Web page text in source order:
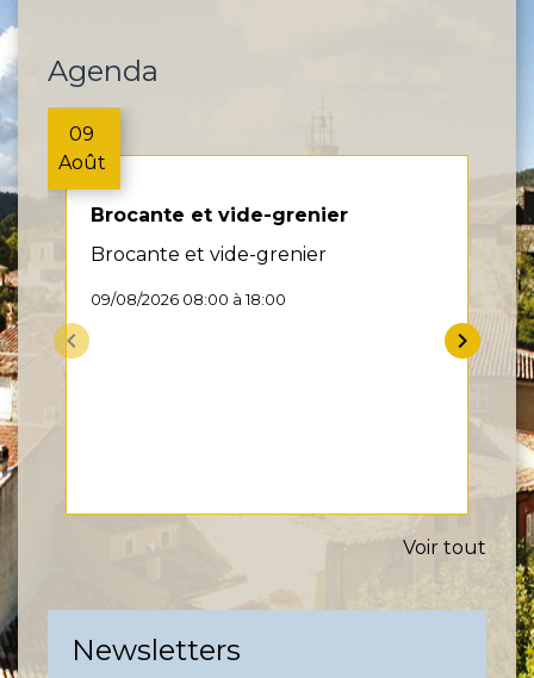
Agenda
09
Août
Brocante et vide-grenier
Brocante et vide-grenier
09/08/2026 08:00 à 18:00
keyboard_arrow_left keyboard_arrow_right
Voir tout
Newsletters